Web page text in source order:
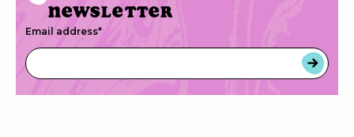
newsletter
Email address*